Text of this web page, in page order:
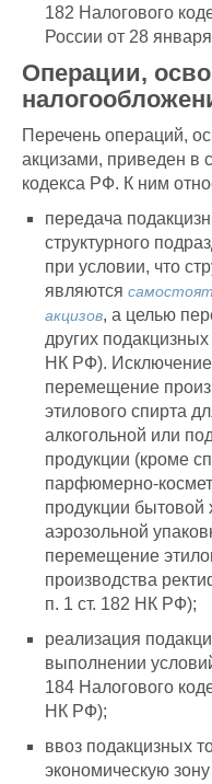
182 Налогового
России от 28
Операции,
Перечень операций,
акцизами, приведен в
кодекса РФ. К ним
передача
структурного
при условии, что
являются
акцизов, а целью
других
НК РФ).
перемещение
этилового спирта
алкогольной или
продукции (кроме
парфюмерно-
продукции бытовой
аэрозольной
перемещение
производства
п. 1 ст. 182 НК РФ);
реализация
выполнении
184 Налогового
НК РФ);
ввоз подакцизных
экономическую